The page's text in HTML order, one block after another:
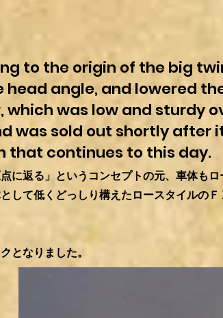
to the origin of the big
angle, and lowered
which was low and sturdy
was sold out shortly after
that continues to this day.
に返る」というコンセプトの元、車体も
して低くどっしり構えたロースタイルのＦ
となりました。